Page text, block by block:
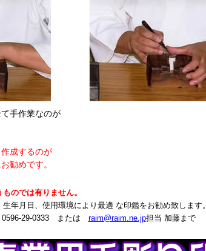
手作業なのが
成するのが
勧めです。
のでは有りません。
年月日、使用環境により最適 な印鑑をお勧め致します。
0596-29-0333 または raim@raim.ne.jp担当 加藤まで